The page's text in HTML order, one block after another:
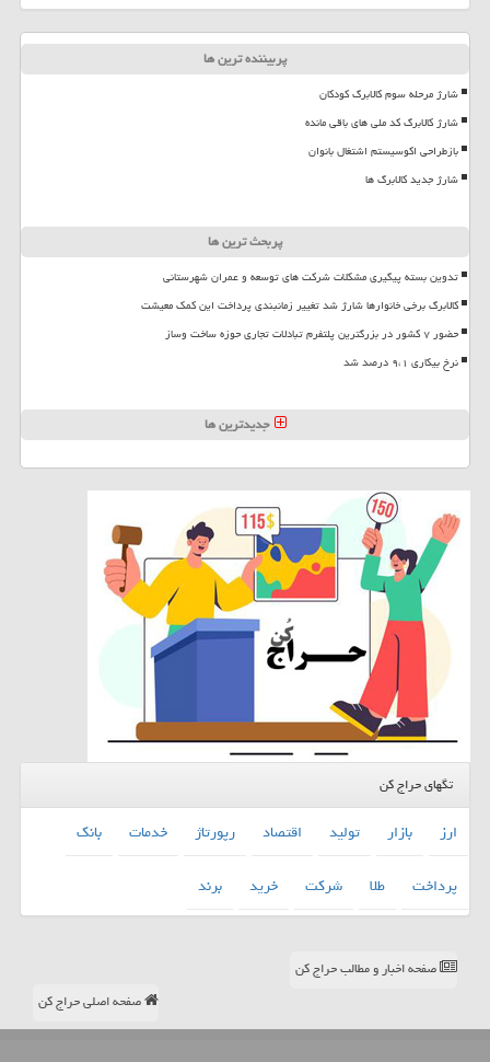
پربیننده ترین ها
شارژ مرحله سوم کالابرگ کودکان
شارژ کالابرگ کد ملی های باقی مانده
بازطراحی اکوسیستم اشتغال بانوان
شارژ جدید کالابرگ ها
پربحث ترین ها
تدوین بسته پیگیری مشکلات شرکت های توسعه و عمران شهرستانی
کالابرگ برخی خانوارها شارژ شد تغییر زمانبندی پرداخت این کمک معیشت
حضور ۷ کشور در بزرگترین پلتفرم تبادلات تجاری حوزه ساخت وساز
نرخ بیکاری ۹،۱ درصد شد
جدیدترین ها
تگهای حراج کن
ارز بازار تولید اقتصاد رپورتاژ خدمات
بانك
پرداخت
طلا شركت خرید برند
صفحه اخبار و مطالب حراج کن
صفحه اصلی حراج کن